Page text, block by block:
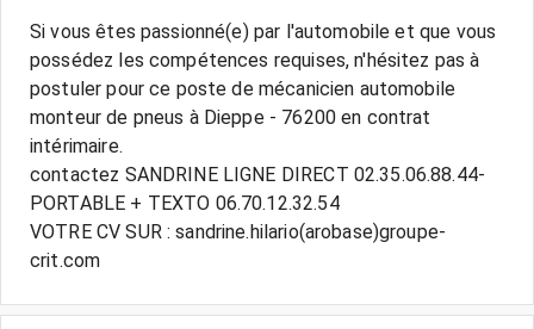
Si vous êtes passionné(e) par l'automobile et que vous
possédez les compétences requises, n'hésitez pas à
postuler pour ce poste de mécanicien automobile
monteur de pneus à Dieppe - 76200 en contrat
intérimaire.
contactez SANDRINE LIGNE DIRECT 02.35.06.88.44-
PORTABLE + TEXTO 06.70.12.32.54
VOTRE CV SUR : sandrine.hilario(arobase)groupe-